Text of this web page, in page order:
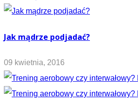
Jak mądrze podjadać?
09 kwietnia, 2016